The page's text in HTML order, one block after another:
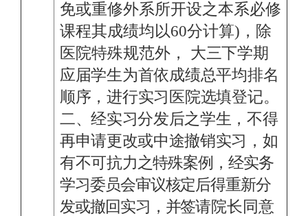
免或重修外系所开设之本系必修
课程其成绩均以60分计算)，除
医院特殊规范外， 大三下学期
应届学生为首依成绩总平均排名
顺序，进行实习医院选填登记。
二、经实习分发后之学生，不得
再申请更改或中途撤销实习，如
有不可抗力之特殊案例，经实务
学习委员会审议核定后得重新分
发或撤回实习，并签请院长同意